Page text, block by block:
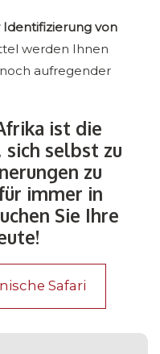
Identifizierung von
werden Ihnen
aufregender
ist die
selbst zu
zu
immer in
Sie Ihre
Safari